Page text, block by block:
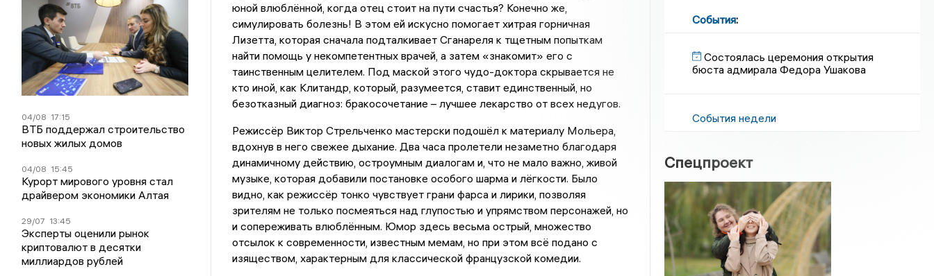
04/08 17:15
ВТБ поддержал строительство
новых жилых домов
04/08 15:45
Курорт мирового уровня стал
драйвером экономики Алтая
29/07 13:45
Эксперты оценили рынок
криптовалют в десятки
миллиардов рублей
юной влюблённой, когда отец стоит на пути счастья? Конечно же,
симулировать болезнь! В этом ей искусно помогает хитрая горничная
Лизетта, которая сначала подталкивает Сганареля к тщетным попыткам
найти помощь у некомпетентных врачей, а затем «знакомит» его с
таинственным целителем. Под маской этого чудо-доктора скрывается не
кто иной, как Клитандр, который, разумеется, ставит единственный, но
безотказный диагноз: бракосочетание – лучшее лекарство от всех недугов.
Режиссёр Виктор Стрельченко мастерски подошёл к материалу Мольера,
вдохнув в него свежее дыхание. Два часа пролетели незаметно благодаря
динамичному действию, остроумным диалогам и, что не мало важно, живой
музыке, которая добавили постановке особого шарма и лёгкости. Было
видно, как режиссёр тонко чувствует грани фарса и лирики, позволяя
зрителям не только посмеяться над глупостью и упрямством персонажей, но
и сопереживать влюблённым. Юмор здесь весьма острый, множество
отсылок к современности, известным мемам, но при этом всё подано с
изяществом, характерным для классической французской комедии.
События:
Состоялась церемония открытия
бюста адмирала Федора Ушакова
События недели
Спецпроект